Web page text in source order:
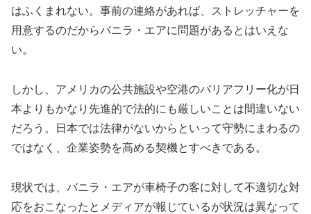
はふくまれない。事前の連絡があれば、ストレッチャーを
用意するのだからバニラ・エアに問題があるとはいえな
い。
しかし、アメリカの公共施設や空港のバリアフリー化が日
本よりもかなり先進的で法的にも厳しいことは間違いない
だろう。日本では法律がないからといって守勢にまわるの
ではなく、企業姿勢を高める契機とすべきである。
現状では、バニラ・エアが車椅子の客に対して不適切な対
応をおこなったとメディアが報じているが状況は異なって